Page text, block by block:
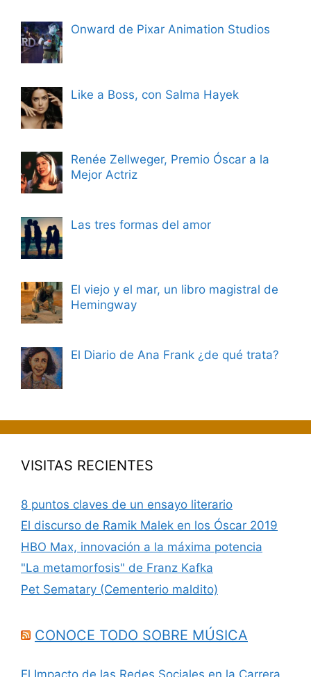
Onward de Pixar Animation Studios
Like a Boss, con Salma Hayek
Renée Zellweger, Premio Óscar a la
Mejor Actriz
Las tres formas del amor
El viejo y el mar, un libro magistral de
Hemingway
El Diario de Ana Frank ¿de qué trata?
VISITAS RECIENTES
8 puntos claves de un ensayo literario
El discurso de Ramik Malek en los Óscar 2019
HBO Max, innovación a la máxima potencia
"La metamorfosis" de Franz Kafka
Pet Sematary (Cementerio maldito)
CONOCE TODO SOBRE MÚSICA
El Impacto de las Redes Sociales en la Carrera